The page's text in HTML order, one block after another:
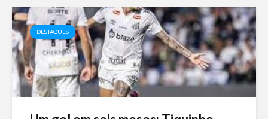
DESTAQUES